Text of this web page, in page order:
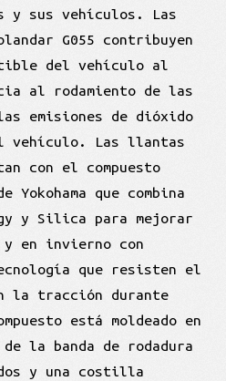
y sus vehículos. Las
G055 contribuyen
del vehículo al
al rodamiento de las
emisiones de dióxido
vehículo. Las llantas
con el compuesto
Yokohama que combina
y Silica para mejorar
en invierno con
que resisten el
la tracción durante
está moldeado en
la banda de rodadura
y una costilla